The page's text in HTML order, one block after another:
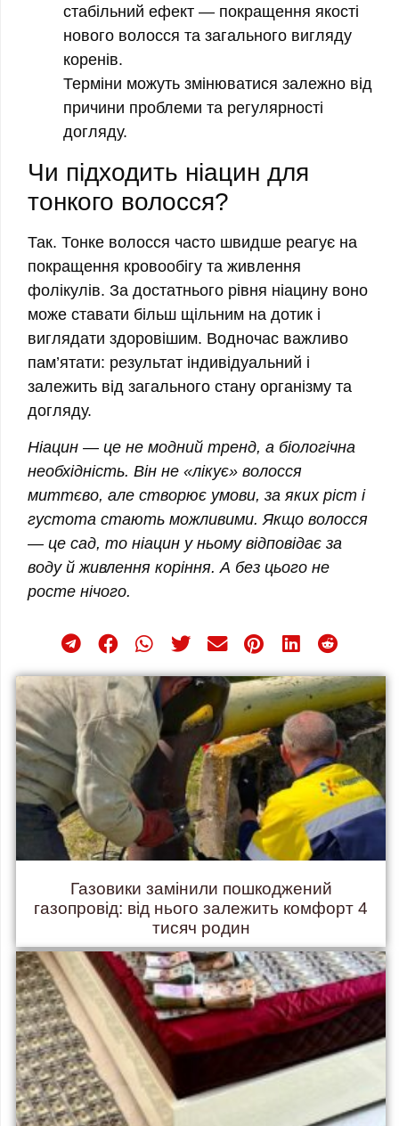
стабільний ефект — покращення якості
нового волосся та загального вигляду
коренів.
Терміни можуть змінюватися залежно від
причини проблеми та регулярності
догляду.
Чи підходить ніацин для
тонкого волосся?
Так. Тонке волосся часто швидше реагує на
покращення кровообігу та живлення
фолікулів. За достатнього рівня ніацину воно
може ставати більш щільним на дотик і
виглядати здоровішим. Водночас важливо
пам’ятати: результат індивідуальний і
залежить від загального стану організму та
догляду.
Ніацин — це не модний тренд, а біологічна
необхідність. Він не «лікує» волосся
миттєво, але створює умови, за яких ріст і
густота стають можливими. Якщо волосся
— це сад, то ніацин у ньому відповідає за
воду й живлення коріння. А без цього не
росте нічого.
Газовики замінили пошкоджений
газопровід: від нього залежить комфорт 4
тисяч родин